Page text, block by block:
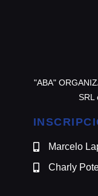
"ABA"
SRL
Marcelo
Charly